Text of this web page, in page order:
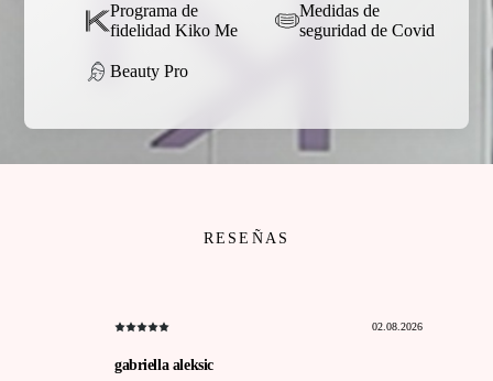
Programa de
fidelidad Kiko Me
Medidas de
seguridad de Covid
Beauty Pro
RESEÑAS
02.08.2026
gabriella aleksic